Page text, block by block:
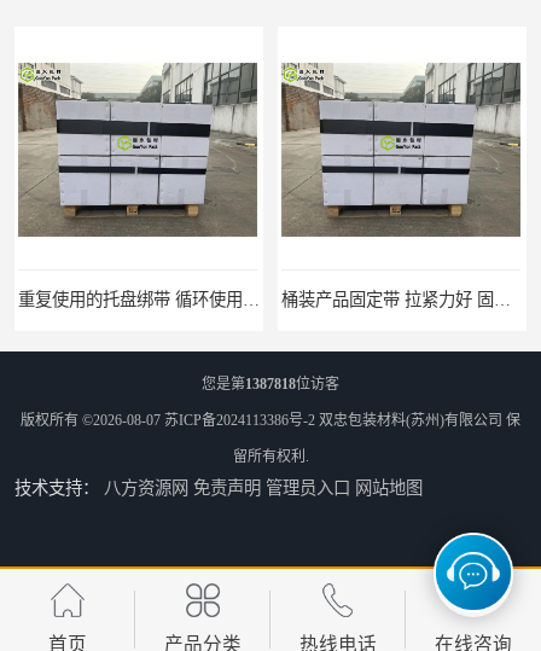
桶装产品固定带 拉紧力好 固永包材 托盘运输网兜 固永包材
托盘打包绑带 固永包材 托盘裹包布兜 固永包材
您是第1387818位访客
版权所有 ©2026-08-07 苏ICP备2024113386号-2 双忠包装材料(苏州)有限公司 保
留所有权利.
技术支持： 八方资源网 免责声明 管理员入口 网站地图
首页 产品分类 热线电话 在线咨询